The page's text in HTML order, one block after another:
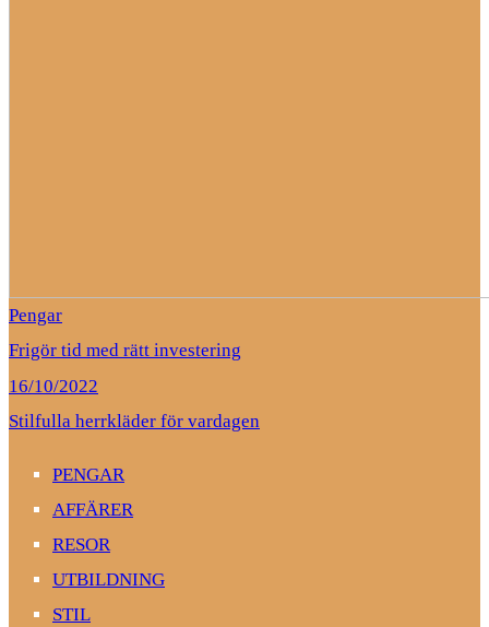
Pengar
Frigör tid med rätt investering
16/10/2022
Stilfulla herrkläder för vardagen
PENGAR
AFFÄRER
RESOR
UTBILDNING
STIL